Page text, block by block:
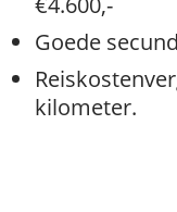
Goede
kilometer.